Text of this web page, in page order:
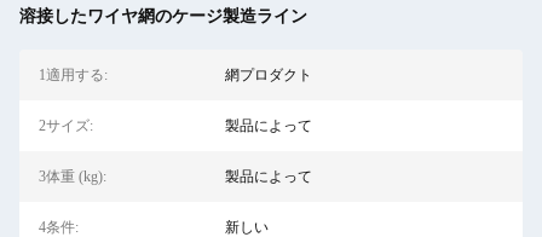
溶接したワイヤ網のケージ製造ライン
1適用する: 網プロダクト
2サイズ: 製品によって
3体重 (kg): 製品によって
4条件: 新しい